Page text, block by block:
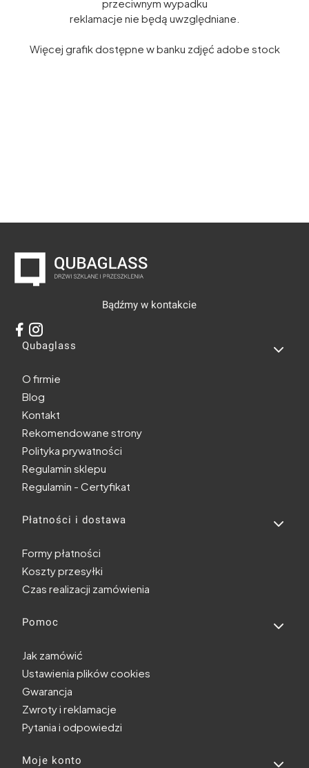
przeciwnym wypadku
reklamacje nie będą uwzględniane.
Więcej grafik dostępne w banku zdjęć adobe stock
Bądźmy w kontakcie
Linki w stopce
Qubaglass
O firmie
Blog
Kontakt
Rekomendowane strony
Polityka prywatności
Regulamin sklepu
Regulamin - Certyfikat
Płatności i dostawa
Formy płatności
Koszty przesyłki
Czas realizacji zamówienia
Pomoc
Jak zamówić
Ustawienia plików cookies
Gwarancja
Zwroty i reklamacje
Pytania i odpowiedzi
Moje konto